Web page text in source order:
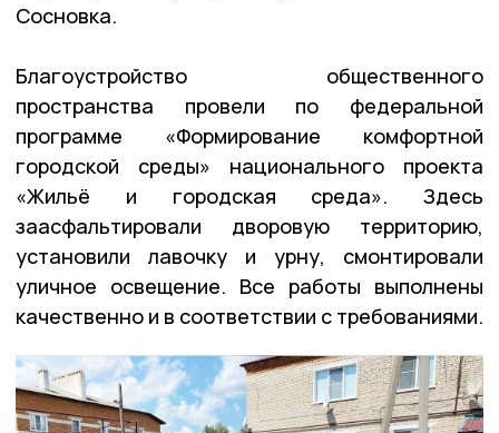
Сосновка.
Благоустройство общественного
пространства провели по федеральной
программе «Формирование комфортной
городской среды» национального проекта
«Жильё и городская среда». Здесь
заасфальтировали дворовую территорию,
установили лавочку и урну, смонтировали
уличное освещение. Все работы выполнены
качественно и в соответствии с требованиями.